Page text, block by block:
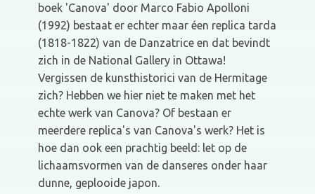
boek 'Canova' door Marco Fabio Apolloni
(1992) bestaat er echter maar éen replica tarda
(1818-1822) van de Danzatrice en dat bevindt
zich in de National Gallery in Ottawa!
Vergissen de kunsthistorici van de Hermitage
zich? Hebben we hier niet te maken met het
echte werk van Canova? Of bestaan er
meerdere replica's van Canova's werk? Het is
hoe dan ook een prachtig beeld: let op de
lichaamsvormen van de danseres onder haar
dunne, geplooide japon.